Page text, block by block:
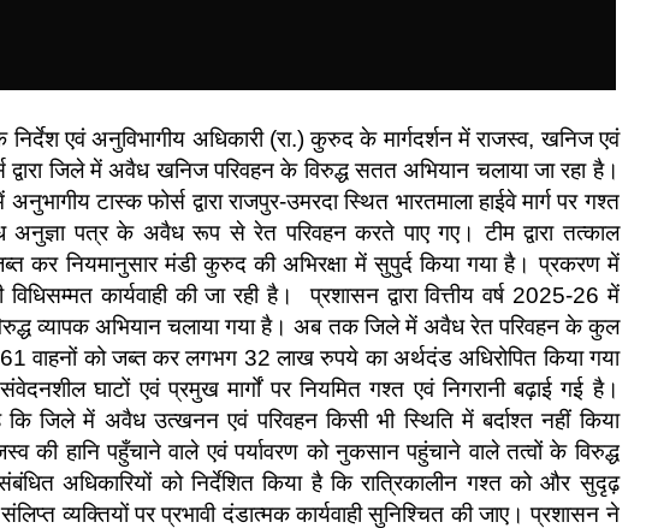
एवं अनुविभागीय अधिकारी (रा.) कुरुद के मार्गदर्शन में राजस्व, खनिज एवं
जिले में अवैध खनिज परिवहन के विरुद्ध सतत अभियान चलाया जा रहा है।
टास्क फोर्स द्वारा राजपुर-उमरदा स्थित भारतमाला हाईवे मार्ग पर गश्त
अनुज्ञा पत्र के अवैध रूप से रेत परिवहन करते पाए गए। टीम द्वारा तत्काल
कर नियमानुसार मंडी कुरुद की अभिरक्षा में सुपुर्द किया गया है। प्रकरण में
कार्यवाही की जा रही है। प्रशासन द्वारा वित्तीय वर्ष 2025-26 में
व्यापक अभियान चलाया गया है। अब तक जिले में अवैध रेत परिवहन के कुल
वाहनों को जब्त कर लगभग 32 लाख रुपये का अर्थदंड अधिरोपित किया गया
घाटों एवं प्रमुख मार्गों पर नियमित गश्त एवं निगरानी बढ़ाई गई है।
जिले में अवैध उत्खनन एवं परिवहन किसी भी स्थिति में बर्दाश्त नहीं किया
की हानि पहुँचाने वाले एवं पर्यावरण को नुकसान पहुंचाने वाले तत्वों के विरुद्ध
अधिकारियों को निर्देशित किया है कि रात्रिकालीन गश्त को और सुदृढ़
व्यक्तियों पर प्रभावी दंडात्मक कार्यवाही सुनिश्चित की जाए। प्रशासन ने